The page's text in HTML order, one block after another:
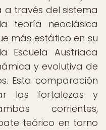
través del sistema
teoría neoclásica
más estático en su
Escuela Austriaca
y evolutiva de
Esta comparación
las fortalezas y
corrientes,
teórico en torno